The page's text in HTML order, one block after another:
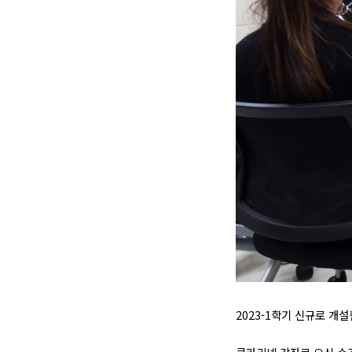
2023-1학기 신규로 개